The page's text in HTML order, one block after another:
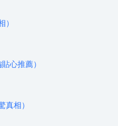
）
心推薦）
真相）